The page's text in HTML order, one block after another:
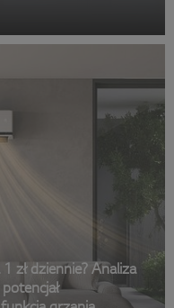
zł dziennie? Analiza